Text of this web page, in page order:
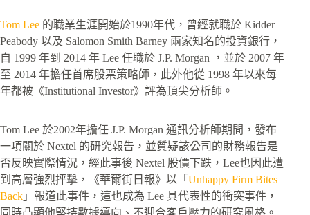
Tom Lee 的職業生涯開始於1990年代，曾經就職於 Kidder
Peabody 以及 Salomon Smith Barney 兩家知名的投資銀行，
自 1999 年到 2014 年 Lee 任職於 J.P. Morgan ，並於 2007 年
至 2014 年擔任首席股票策略師，此外他從 1998 年以來每
年都被《Institutional Investor》評為頂尖分析師。
Tom Lee 於2002年擔任 J.P. Morgan 通訊分析師期間，發布
一項關於 Nextel 的研究報告，並質疑該公司的財務報告是
否反映實際情況，經此事後 Nextel 股價下跌，Lee也因此遭
到高層強烈抨擊，《華爾街日報》以「 Unhappy Firm Bites
Back 」報道此事件，這也成為 Lee 具代表性的衝突事件，
同時凸顯他堅持數據導向、不迎合客戶壓力的研究風格。